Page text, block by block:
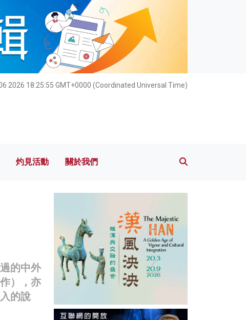
2026 18:25:57 GMT+0000 (Coordinated Universal Time)
榜 灼見活動 關於我們
灼見活動 關於我們
的中外
），亦
的說